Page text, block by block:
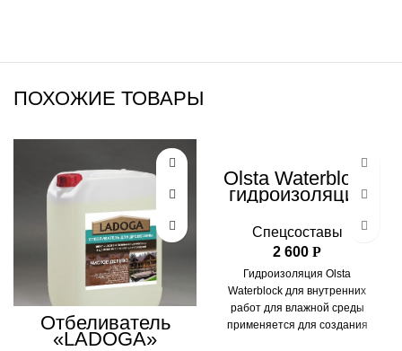
ПОХОЖИЕ ТОВАРЫ
Отбеливатель
«LADOGA»
Olsta Waterblock
гидроизоляция
для внутренних
работ для
влажной среды
Спецсоставы
2 600 Р
Гидроизоляция Olsta
Waterblock для внутренних
работ для влажной среды
применяется для создания